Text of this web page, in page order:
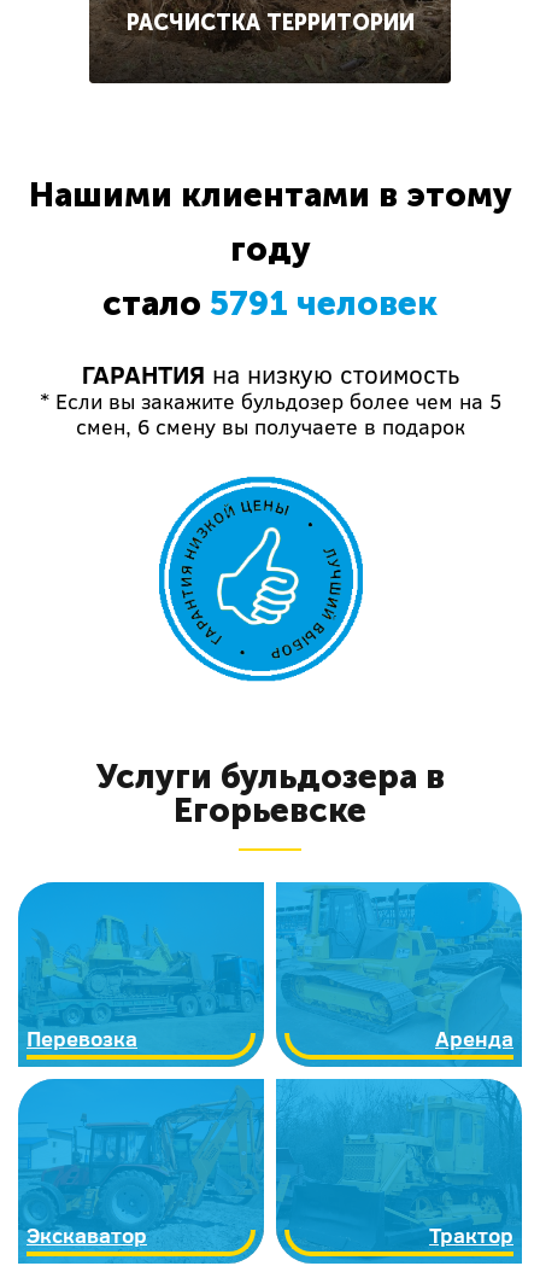
РАСЧИСТКА ТЕРРИТОРИИ
Нашими клиентами в этому
году
стало 5791 человек
ГАРАНТИЯ на низкую стоимость
* Если вы закажите бульдозер более чем на 5
смен, 6 смену вы получаете в подарок
Услуги бульдозера в
Егорьевске
Перевозка Аренда
Экскаватор Трактор